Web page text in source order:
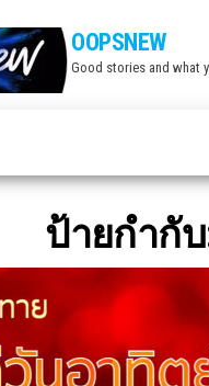
OOPSNEW
Good stories and what
ป้ายกำกั